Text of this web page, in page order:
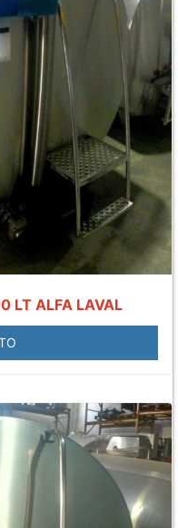
LT ALFA LAVAL